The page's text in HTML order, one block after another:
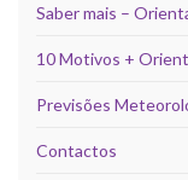
Saber mais –
10 Motivos +
Previsões
Contactos